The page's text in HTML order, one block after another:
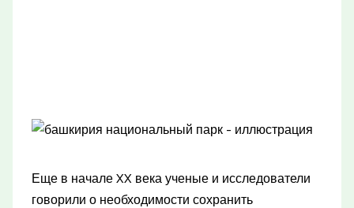
Еще в начале XX века ученые и исследователи
говорили о необходимости сохранить